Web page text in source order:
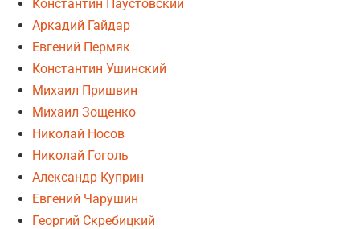
Константин Паустовский
Аркадий Гайдар
Евгений Пермяк
Константин Ушинский
Михаил Пришвин
Михаил Зощенко
Николай Носов
Николай Гоголь
Александр Куприн
Евгений Чарушин
Георгий Скребицкий